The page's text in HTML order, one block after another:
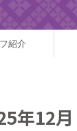
紹介
年12月